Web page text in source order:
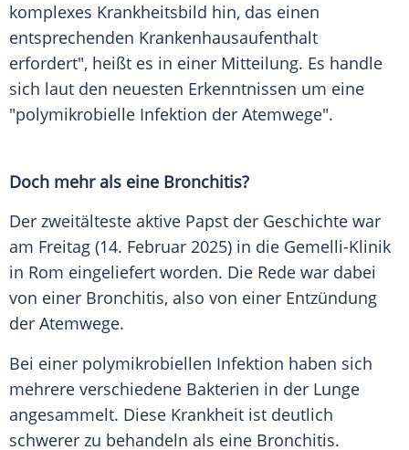
komplexes Krankheitsbild hin, das einen
entsprechenden Krankenhausaufenthalt
erfordert", heißt es in einer Mitteilung. Es handle
sich laut den neuesten Erkenntnissen um eine
"polymikrobielle Infektion der Atemwege".
Doch mehr als eine Bronchitis?
Der zweitälteste aktive Papst der Geschichte war
am Freitag (14. Februar 2025) in die Gemelli-Klinik
in Rom eingeliefert worden. Die Rede war dabei
von einer Bronchitis, also von einer Entzündung
der Atemwege.
Bei einer polymikrobiellen Infektion haben sich
mehrere verschiedene Bakterien in der Lunge
angesammelt. Diese Krankheit ist deutlich
schwerer zu behandeln als eine Bronchitis.